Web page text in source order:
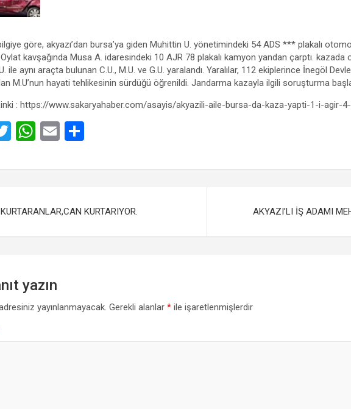
göre, akyazı’dan bursa’ya giden Muhittin U. yönetimindeki 54 ADS *** plakalı
kavşağında Musa A. idaresindeki 10 AJR 78 plakalı kamyon yandan çarptı.
ile aynı araçta bulunan C.U., M.U. ve G.U. yaralandı. Yaralılar, 112 ekiplerince İnegöl
M.U’nun hayati tehlikesinin sürdüğü öğrenildi. Jandarma kazayla ilgili soruşturma
: https://www.sakaryahaber.com/asayis/akyazili-aile-bursa-da-kaza-yapti-1-i-agir-
T
tt
W
at
A
E
ail ar
KURTARIYOR. AKYAZI’LI İŞ ADAMI
yazın
yayınlanmayacak. Gerekli alanlar* ile işaretlenmişlerdir